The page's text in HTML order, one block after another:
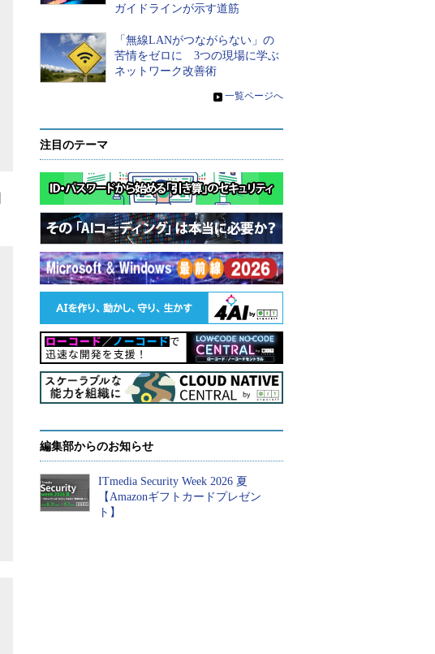
ガイドラインが示す道筋
「無線LANがつながらない」の
苦情をゼロに 3つの現場に学ぶ
ネットワーク改善術
» 一覧ページへ
注目のテーマ
編集部からのお知らせ
ITmedia Security Week 2026 夏
【Amazonギフトカードプレゼン
ト】